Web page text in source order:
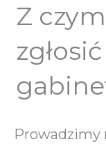
Z
Prowadzimy